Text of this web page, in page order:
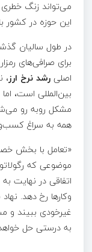
می‌تواند زنگ
این حوزه در کشور
در طول سالیان
برای صرافی‌های
اصلی رشد نرخ ارز،
بین‌المللی است، اما
مشکل روبه رو
همه به سراغ
«تعامل با بخش
موضوعی که
اتفاقی در نهایت
وکار‌ها رخ دهد.
غیرخودی ببیند و
به درستی حل